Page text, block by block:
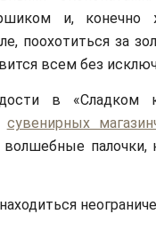
и, конечно
поохотиться за
всем без
в «Сладком
сувенирных
палочки,